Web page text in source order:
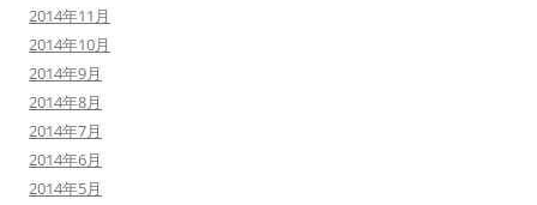
2014年11月
2014年10月
2014年9月
2014年8月
2014年7月
2014年6月
2014年5月